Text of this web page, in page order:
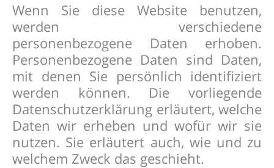
Wenn Sie diese Website benutzen,
werden verschiedene
personenbezogene Daten erhoben.
Personenbezogene Daten sind Daten,
mit denen Sie persönlich identifiziert
werden können. Die vorliegende
Datenschutzerklärung erläutert, welche
Daten wir erheben und wofür wir sie
nutzen. Sie erläutert auch, wie und zu
welchem Zweck das geschieht.